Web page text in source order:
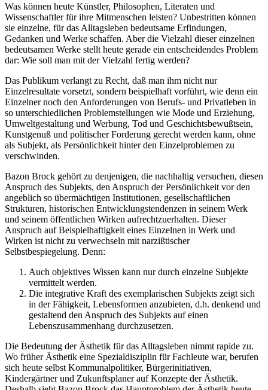
Was können heute Künstler, Philosophen, Literaten und
Wissenschaftler für ihre Mitmenschen leisten? Unbestritten können
sie einzelne, für das Alltagsleben bedeutsame Erfindungen,
Gedanken und Werke schaffen. Aber die Vielzahl dieser einzelnen
bedeutsamen Werke stellt heute gerade ein entscheidendes Problem
dar: Wie soll man mit der Vielzahl fertig werden?
Das Publikum verlangt zu Recht, daß man ihm nicht nur
Einzelresultate vorsetzt, sondern beispielhaft vorführt, wie denn ein
Einzelner noch den Anforderungen von Berufs- und Privatleben in
so unterschiedlichen Problemstellungen wie Mode und Erziehung,
Umweltgestaltung und Werbung, Tod und Geschichtsbewußtsein,
Kunstgenuß und politischer Forderung gerecht werden kann, ohne
als Subjekt, als Persönlichkeit hinter den Einzelproblemen zu
verschwinden.
Bazon Brock gehört zu denjenigen, die nachhaltig versuchen, diesen
Anspruch des Subjekts, den Anspruch der Persönlichkeit vor den
angeblich so übermächtigen Institutionen, gesellschaftlichen
Strukturen, historischen Entwicklungstendenzen in seinem Werk
und seinem öffentlichen Wirken aufrechtzuerhalten. Dieser
Anspruch auf Beispielhaftigkeit eines Einzelnen in Werk und
Wirken ist nicht zu verwechseln mit narzißtischer
Selbstbespiegelung. Denn:
Auch objektives Wissen kann nur durch einzelne Subjekte
vermittelt werden.
Die integrative Kraft des exemplarischen Subjekts zeigt sich
in der Fähigkeit, Lebensformen anzubieten, d.h. denkend und
gestaltend den Anspruch des Subjekts auf einen
Lebenszusammenhang durchzusetzen.
Die Bedeutung der Ästhetik für das Alltagsleben nimmt rapide zu.
Wo früher Ästhetik eine Spezialdisziplin für Fachleute war, berufen
sich heute selbst Kommunalpolitiker, Bürgerinitiativen,
Kindergärtner und Zukunftsplaner auf Konzepte der Ästhetik.